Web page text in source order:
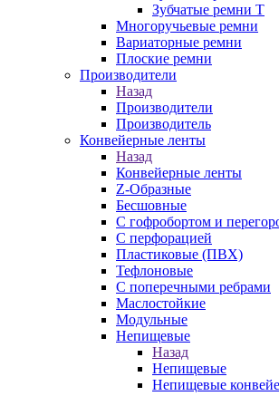
Зубчатые ремни Т
Многоручьевые ремни
Вариаторные ремни
Плоские ремни
Производители
Назад
Производители
Производитель
Конвейерные ленты
Назад
Конвейерные ленты
Z-Образные
Бесшовные
С гофробортом и
С перфорацией
Пластиковые (ПВХ)
Тефлоновые
С поперечными ребрами
Маслостойкие
Модульные
Непищевые
Назад
Непищевые
Непищевые